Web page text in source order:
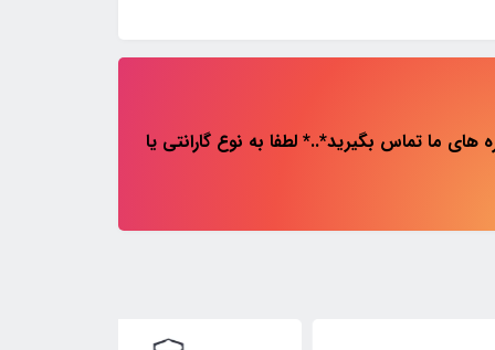
ما تماس بگیرید*..* لطفا به نوع گارانتی یا